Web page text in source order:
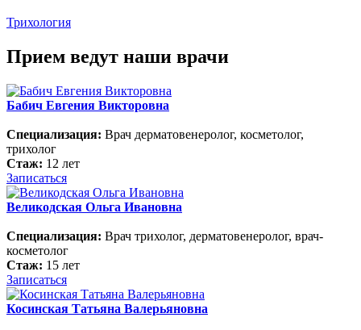
Трихология
Прием ведут наши врачи
Бабич Евгения Викторовна
Специализация: Врач дерматовенеролог, косметолог,
трихолог
Стаж: 12 лет
Записаться
Великодская Ольга Ивановна
Специализация: Врач трихолог, дерматовенеролог, врач-
косметолог
Стаж: 15 лет
Записаться
Косинская Татьяна Валерьяновна